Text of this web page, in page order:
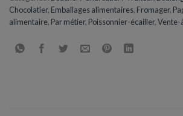
Chocolatier, Emballages alimentaires, Fromager,
alimentaire, Par métier, Poissonnier-écailler,Vente-